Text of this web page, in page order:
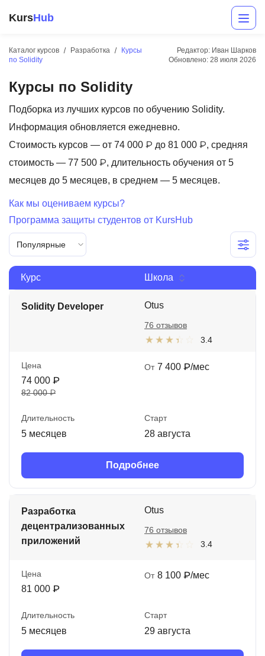
KursHub
Каталог курсов Разработка
Курсы
по Solidity
Редактор: Иван Шарков
Обновлено: 28 июля 2026
Курсы по Solidity
Подборка из лучших курсов по обучению Solidity.
Информация обновляется ежедневно.
Стоимость курсов — от 74 000 ₽ до 81 000 ₽, средняя
стоимость — 77 500 ₽, длительность обучения от 5
месяцев до 5 месяцев, в среднем — 5 месяцев.
Как мы оцениваем курсы?
Программа защиты студентов от KursHub
Популярные
Курс Школа
Solidity Developer Otus
3.4
76 отзывов
Цена
74 000 ₽
82 000 ₽
От 7 400 ₽/мес
Длительность
5 месяцев
Старт
28 августа
Подробнее
Разработка
децентрализованных
приложений
Otus
3.4
76 отзывов
Цена
81 000 ₽
От 8 100 ₽/мес
Длительность
5 месяцев
Старт
29 августа
Разработка
Маркетинг
Дизайн
Аналитика
Менеджмент
Иностранные языки
Soft Skills
Акции и промокоды
Рейтинг онлайн-школ